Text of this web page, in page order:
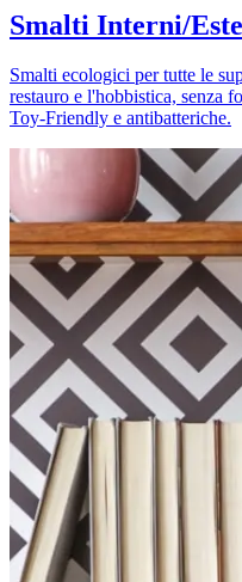
Smalti Interni/
Smalti ecologici per tutte le
restauro e l'hobbistica, senza
Toy-Friendly e antibatteriche.